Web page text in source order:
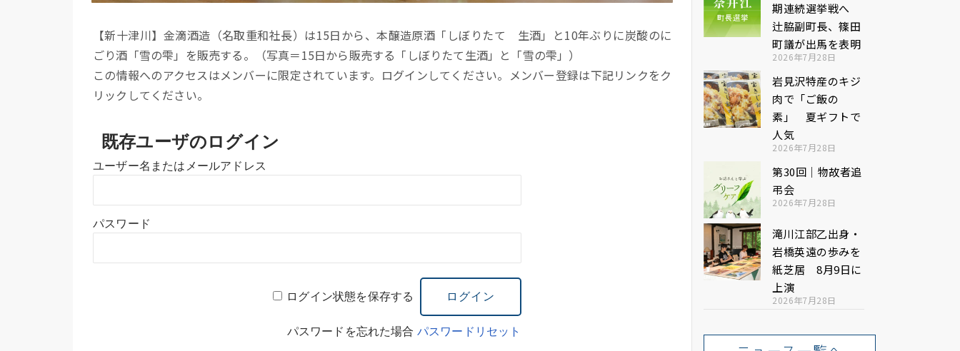
【新十津川】金滴酒造（名取重和社長）は15日から、本醸造原酒「しぼりたて 生酒」と10年ぶりに炭酸のに
ごり酒「雪の雫」を販売する。（写真＝15日から販売する「しぼりたて生酒」と「雪の雫」）
この情報へのアクセスはメンバーに限定されています。ログインしてください。メンバー登録は下記リンクをク
リックしてください。
既存ユーザのログイン
ユーザー名またはメールアドレス
パスワード
ログイン状態を保存する
パスワードを忘れた場合 パスワードリセット
期連続選挙戦へ
辻脇副町長、篠田
町議が出馬を表明
2026年7月28日
岩見沢特産のキジ
肉で「ご飯の
素」 夏ギフトで
人気
2026年7月28日
第30回｜物故者追
弔会
2026年7月28日
滝川江部乙出身・
岩橋英遠の歩みを
紙芝居 8月9日に
上演
2026年7月28日